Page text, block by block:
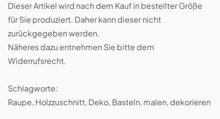
Dieser Artikel wird nach dem Kauf in bestellter Größe
für Sie produziert. Daher kann dieser nicht
zurückgegeben werden.
Näheres dazu entnehmen Sie bitte dem
Widerrufsrecht.
Schlagworte:
Raupe, Holzzuschnitt, Deko, Basteln, malen, dekorieren